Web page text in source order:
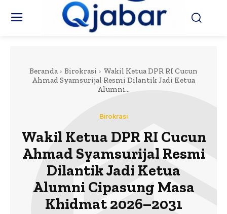
Beranda Birokrasi
Wakil Ketua DPR RI Cucun
Ahmad Syamsurijal Resmi Dilantik Jadi Ketua
Alumni...
Birokrasi
Wakil Ketua DPR RI Cucun
Ahmad Syamsurijal Resmi
Dilantik Jadi Ketua
Alumni Cipasung Masa
Khidmat 2026–2031